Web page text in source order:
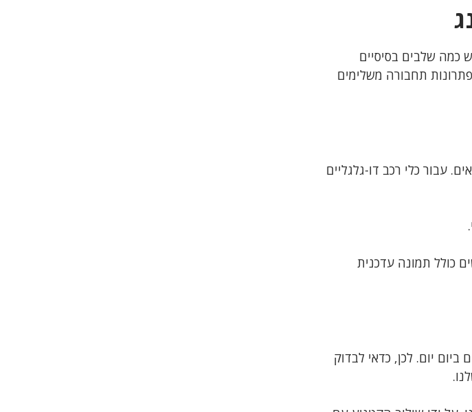
כמה שלבים בסיסיים
תחבורה משלימים
עבור כלי רכב דו-גלגליים
כולל תמונה עדכנית
יום. לכן, כדאי לבדוק